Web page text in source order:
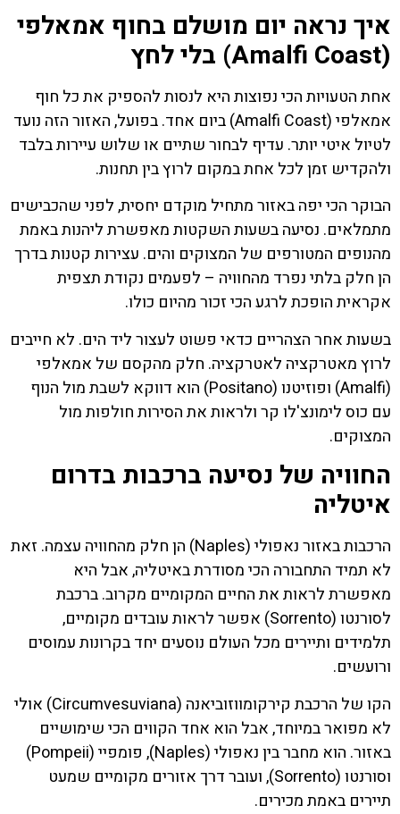
איך נראה יום מושלם בחוף אמאלפי
(Amalfi Coast) בלי לחץ
אחת הטעויות הכי נפוצות היא לנסות להספיק את כל חוף
אמאלפי (Amalfi Coast) ביום אחד. בפועל, האזור הזה נועד
לטיול איטי יותר. עדיף לבחור שתיים או שלוש עיירות בלבד
ולהקדיש זמן לכל אחת במקום לרוץ בין תחנות.
הבוקר הכי יפה באזור מתחיל מוקדם יחסית, לפני שהכבישים
מתמלאים. נסיעה בשעות השקטות מאפשרת ליהנות באמת
מהנופים המטורפים של המצוקים והים. עצירות קטנות בדרך
הן חלק בלתי נפרד מהחוויה – לפעמים נקודת תצפית
אקראית הופכת לרגע הכי זכור מהיום כולו.
בשעות אחר הצהריים כדאי פשוט לעצור ליד הים. לא חייבים
לרוץ מאטרקציה לאטרקציה. חלק מהקסם של אמאלפי
(Amalfi) ופוזיטנו (Positano) הוא דווקא לשבת מול הנוף
עם כוס לימונצ'לו קר ולראות את הסירות חולפות מול
המצוקים.
החוויה של נסיעה ברכבות בדרום
איטליה
הרכבות באזור נאפולי (Naples) הן חלק מהחוויה עצמה. זאת
לא תמיד התחבורה הכי מסודרת באיטליה, אבל היא
מאפשרת לראות את החיים המקומיים מקרוב. ברכבת
לסורנטו (Sorrento) אפשר לראות עובדים מקומיים,
תלמידים ותיירים מכל העולם נוסעים יחד בקרונות עמוסים
ורועשים.
הקו של הרכבת קירקומווזוביאנה (Circumvesuviana) אולי
לא מפואר במיוחד, אבל הוא אחד הקווים הכי שימושיים
באזור. הוא מחבר בין נאפולי (Naples), פומפיי (Pompeii)
וסורנטו (Sorrento), ועובר דרך אזורים מקומיים שמעט
תיירים באמת מכירים.